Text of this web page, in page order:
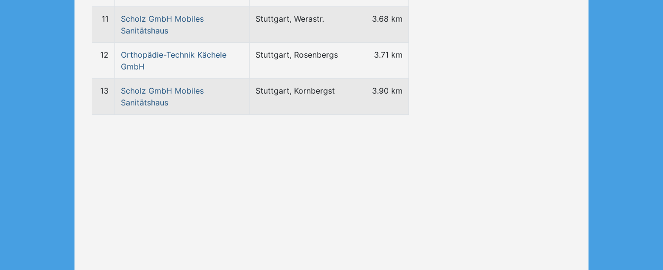
11
Scholz GmbH Mobiles
Sanitätshaus
Stuttgart, Werastr. 3.68 km
12
Orthopädie-Technik Kächele
GmbH
Stuttgart, Rosenbergs 3.71 km
13
Scholz GmbH Mobiles
Sanitätshaus
Stuttgart, Kornbergst 3.90 km